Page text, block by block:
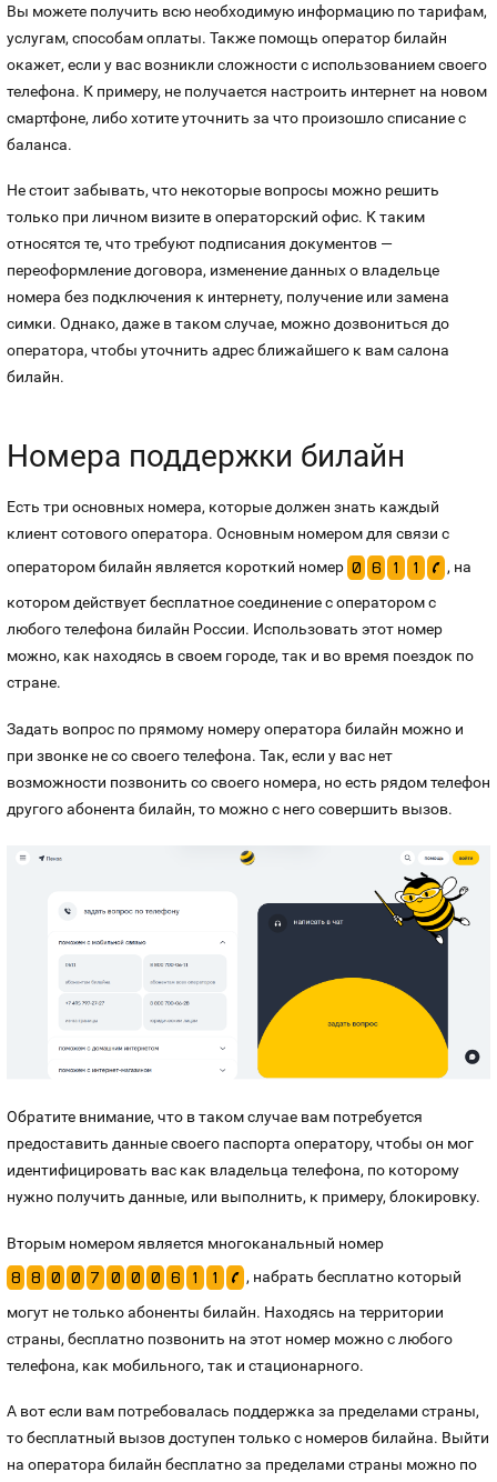
Вы можете получить всю необходимую информацию по тарифам,
услугам, способам оплаты. Также помощь оператор билайн
окажет, если у вас возникли сложности с использованием своего
телефона. К примеру, не получается настроить интернет на новом
смартфоне, либо хотите уточнить за что произошло списание с
баланса.
Не стоит забывать, что некоторые вопросы можно решить
только при личном визите в операторский офис. К таким
относятся те, что требуют подписания документов —
переоформление договора, изменение данных о владельце
номера без подключения к интернету, получение или замена
симки. Однако, даже в таком случае, можно дозвониться до
оператора, чтобы уточнить адрес ближайшего к вам салона
билайн.
Номера поддержки билайн
Есть три основных номера, которые должен знать каждый
клиент сотового оператора. Основным номером для связи с
оператором билайн является короткий номер
0 6 1 1 p , на
котором действует бесплатное соединение с оператором с
любого телефона билайн России. Использовать этот номер
можно, как находясь в своем городе, так и во время поездок по
стране.
Задать вопрос по прямому номеру оператора билайн можно и
при звонке не со своего телефона. Так, если у вас нет
возможности позвонить со своего номера, но есть рядом телефон
другого абонента билайн, то можно с него совершить вызов.
Обратите внимание, что в таком случае вам потребуется
предоставить данные своего паспорта оператору, чтобы он мог
идентифицировать вас как владельца телефона, по которому
нужно получить данные, или выполнить, к примеру, блокировку.
Вторым номером является многоканальный номер
8 8 0 0 7 0 0 0 6 1 1 p , набрать бесплатно который
могут не только абоненты билайн. Находясь на территории
страны, бесплатно позвонить на этот номер можно с любого
телефона, как мобильного, так и стационарного.
А вот если вам потребовалась поддержка за пределами страны,
то бесплатный вызов доступен только с номеров билайна. Выйти
на оператора билайн бесплатно за пределами страны можно по